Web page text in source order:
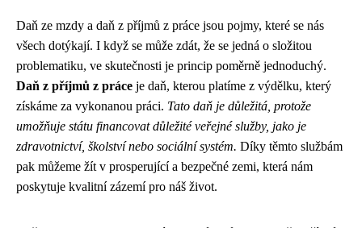
Daň ze mzdy a daň z příjmů z práce jsou pojmy, které se nás
všech dotýkají. I když se může zdát, že se jedná o složitou
problematiku, ve skutečnosti je princip poměrně jednoduchý.
Daň z příjmů z práce je daň, kterou platíme z výdělku, který
získáme za vykonanou práci. Tato daň je důležitá, protože
umožňuje státu financovat důležité veřejné služby, jako je
zdravotnictví, školství nebo sociální systém. Díky těmto službám
pak můžeme žít v prosperující a bezpečné zemi, která nám
poskytuje kvalitní zázemí pro náš život.